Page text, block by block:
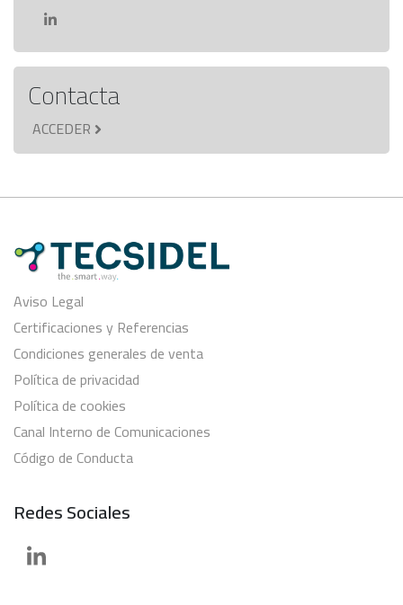
Contacta
ACCEDER
Aviso Legal
Certificaciones y Referencias
Condiciones generales de venta
Política de privacidad
Política de cookies
Canal Interno de Comunicaciones
Código de Conducta
Redes Sociales